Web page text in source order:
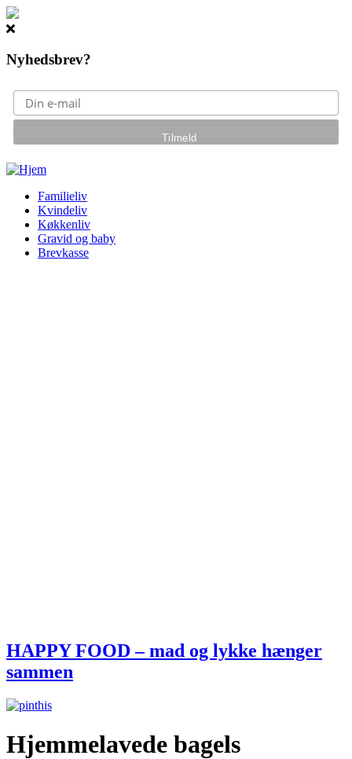
Nyhedsbrev?
Gå til hovedindhold
Familieliv
Kvindeliv
Køkkenliv
Gravid og baby
Brevkasse
HAPPY FOOD – mad og lykke hænger
sammen
Hjemmelavede bagels